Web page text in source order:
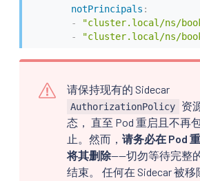
notPrincipals :
-
"cluster.local/ns/
-
"cluster.local/ns/
请保持现有的 Sidecar
AuthorizationPolicy
资
态， 直至 Pod 重启且不再
止。然而， 请务必在 Pod
将其删除——切勿等待完整
结束。 任何在 Sidecar 被